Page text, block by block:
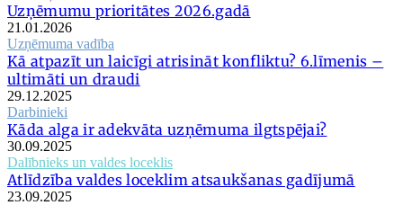
Uzņēmumu prioritātes 2026.gadā
21.01.2026
Uzņēmuma vadība
Kā atpazīt un laicīgi atrisināt konfliktu? 6.līmenis –
ultimāti un draudi
29.12.2025
Darbinieki
Kāda alga ir adekvāta uzņēmuma ilgtspējai?
30.09.2025
Dalībnieks un valdes loceklis
Atlīdzība valdes loceklim atsaukšanas gadījumā
23.09.2025